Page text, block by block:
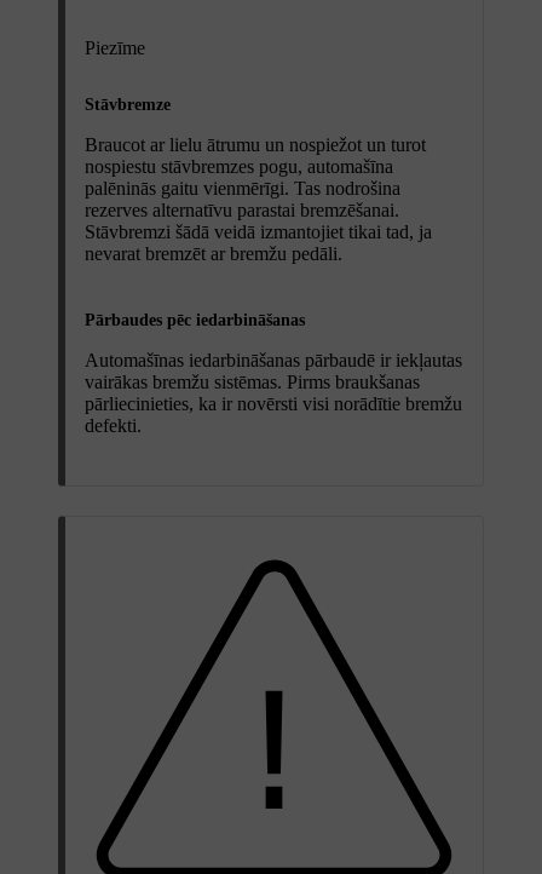
Piezīme
Stāvbremze
Braucot ar lielu ātrumu un nospiežot un turot
nospiestu stāvbremzes pogu, automašīna
palēninās gaitu vienmērīgi. Tas nodrošina
rezerves alternatīvu parastai bremzēšanai.
Stāvbremzi šādā veidā izmantojiet tikai tad, ja
nevarat bremzēt ar bremžu pedāli.
Pārbaudes pēc iedarbināšanas
Automašīnas iedarbināšanas pārbaudē ir iekļautas
vairākas bremžu sistēmas. Pirms braukšanas
pārliecinieties, ka ir novērsti visi norādītie bremžu
defekti.